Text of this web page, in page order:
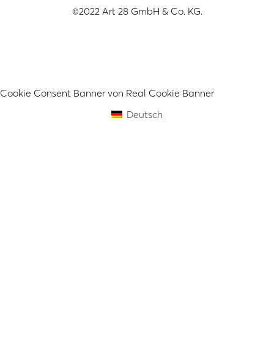
©2022 Art 28 GmbH & Co. KG.
Cookie Consent Banner von Real Cookie Banner
Deutsch